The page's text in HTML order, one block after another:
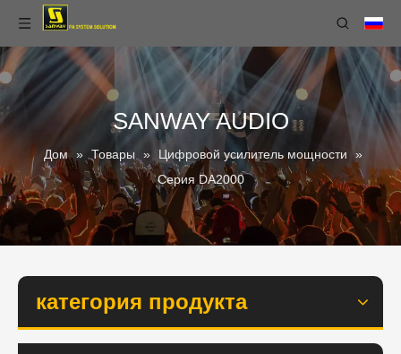
SANWAY AUDIO
Дом » Товары » Цифровой усилитель мощности
»
Серия DA2000
категория продукта